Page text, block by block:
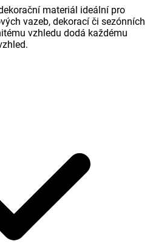
materiál ideální pro
vazeb, dekorací či sezónních
vzhledu dodá každému